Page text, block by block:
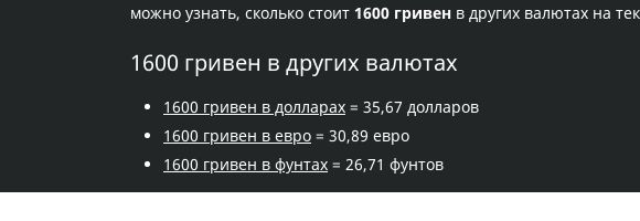
можно узнать, сколько стоит 1600 гривен в других валютах на
1600 гривен в других валютах
1600 гривен в долларах = 35,67 долларов
1600 гривен в евро = 30,89 евро
1600 гривен в фунтах = 26,71 фунтов